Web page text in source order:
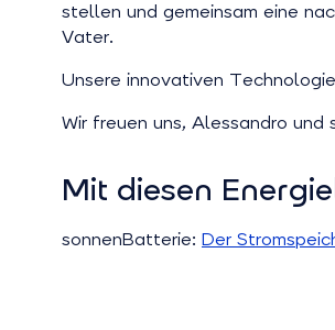
stellen und gemeinsam eine
Vater.
Unsere innovativen
Wir freuen uns, Alessandro und
Mit diesen
sonnenBatterie: Der